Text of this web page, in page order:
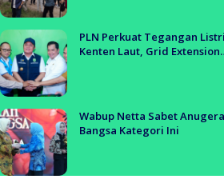
PLN Perkuat Tegangan
Kenten Laut, Grid Extension
Wabup Netta Sabet
Bangsa Kategori Ini